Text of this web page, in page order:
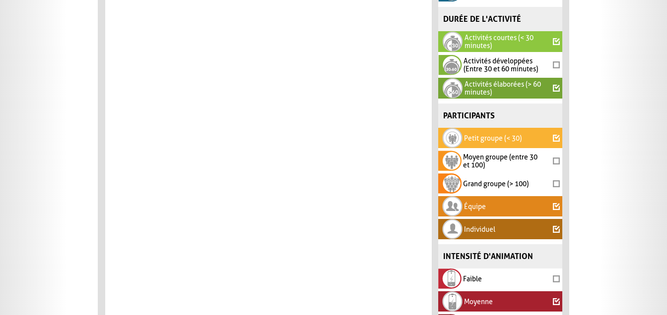
DURÉE DE L'ACTIVITÉ
Activités courtes (< 30
minutes)
Activités développées
(Entre 30 et 60 minutes)
Activités élaborées (> 60
minutes)
PARTICIPANTS
Petit groupe (< 30)
Moyen groupe (entre 30
et 100)
Grand groupe (> 100)
Équipe
Individuel
INTENSITÉ D'ANIMATION
Faible
Moyenne